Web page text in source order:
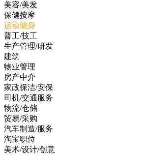
美容/美发
保健按摩
运动健身
普工/技工
生产管理/研发
建筑
物业管理
房产中介
家政保洁/安保
司机/交通服务
物流/仓储
贸易/采购
汽车制造/服务
淘宝职位
美术/设计/创意